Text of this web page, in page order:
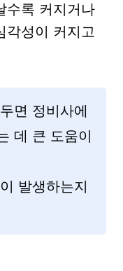
수록 커지거나
각성이 커지고
면 정비사에
데 큰 도움이
발생하는지